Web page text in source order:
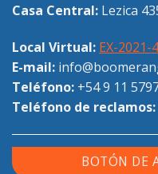
Local Virtual: EX-
Teléfono:+54 9 11
Teléfono de reclamos: